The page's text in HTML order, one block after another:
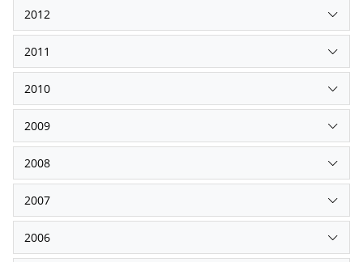
2012
2011
2010
2009
2008
2007
2006